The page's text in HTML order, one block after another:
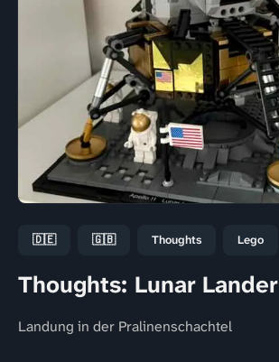
🇩🇪 🇬🇧 Thoughts Lego
Thoughts: Lunar Lander
Landung in der Pralinenschachtel